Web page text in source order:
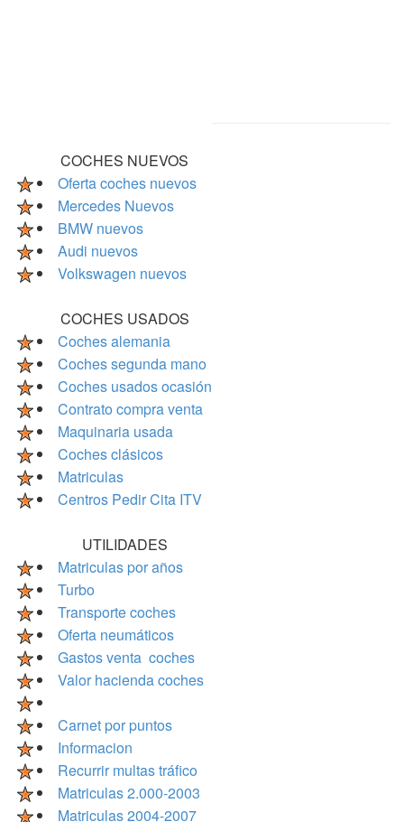
COCHES NUEVOS
Oferta coches nuevos
Mercedes Nuevos
BMW nuevos
Audi nuevos
Volkswagen nuevos
COCHES USADOS
Coches alemania
Coches segunda mano
Coches usados ocasión
Contrato compra venta
Maquinaria usada
Coches clásicos
Matriculas
Centros Pedir Cita ITV
UTILIDADES
Matriculas por años
Turbo
Transporte coches
Oferta neumáticos
Gastos venta coches
Valor hacienda coches
Carnet por puntos
Informacion
Recurrir multas tráfico
Matriculas 2.000-2003
Matriculas 2004-2007